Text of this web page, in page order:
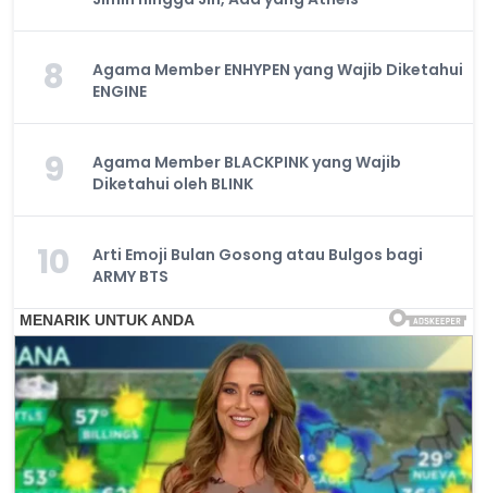
8
Agama Member ENHYPEN yang Wajib Diketahui
ENGINE
9
Agama Member BLACKPINK yang Wajib
Diketahui oleh BLINK
10
Arti Emoji Bulan Gosong atau Bulgos bagi
ARMY BTS